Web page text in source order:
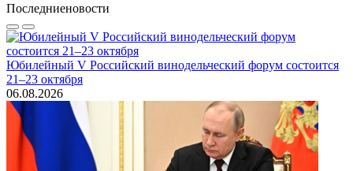
Последниеновости
Юбилейный V Российский винодельческий форум состоится
21–23 октября
06.08.2026